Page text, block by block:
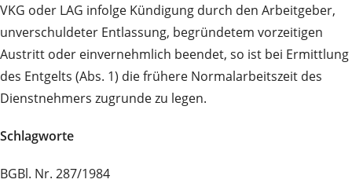
VKG oder LAG infolge Kündigung durch den Arbeitgeber,
unverschuldeter Entlassung, begründetem vorzeitigen
Austritt oder einvernehmlich beendet, so ist bei Ermittlung
des Entgelts (Abs. 1) die frühere Normalarbeitszeit des
Dienstnehmers zugrunde zu legen.
Schlagworte
BGBl. Nr. 287/1984